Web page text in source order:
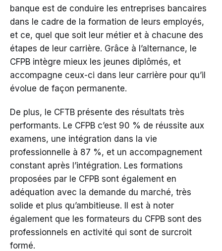
banque est de conduire les entreprises bancaires
dans le cadre de la formation de leurs employés,
et ce, quel que soit leur métier et à chacune des
étapes de leur carrière. Grâce à l’alternance, le
CFPB intègre mieux les jeunes diplômés, et
accompagne ceux-ci dans leur carrière pour qu’il
évolue de façon permanente.
De plus, le CFTB présente des résultats très
performants. Le CFPB c’est 90 % de réussite aux
examens, une intégration dans la vie
professionnelle à 87 %, et un accompagnement
constant après l’intégration. Les formations
proposées par le CFPB sont également en
adéquation avec la demande du marché, très
solide et plus qu’ambitieuse. Il est à noter
également que les formateurs du CFPB sont des
professionnels en activité qui sont de surcroit
formé.